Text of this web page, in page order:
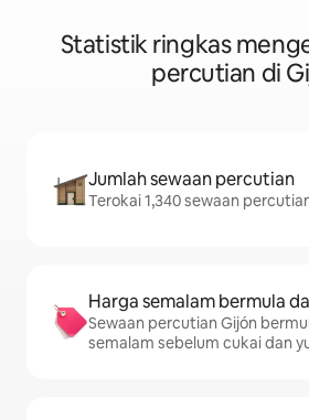
Statistik ringkas
percutian di
Jumlah sewaan percutian
Terokai 1,340 sewaan
Harga semalam bermula
Sewaan percutian Gijón
semalam sebelum cukai dan